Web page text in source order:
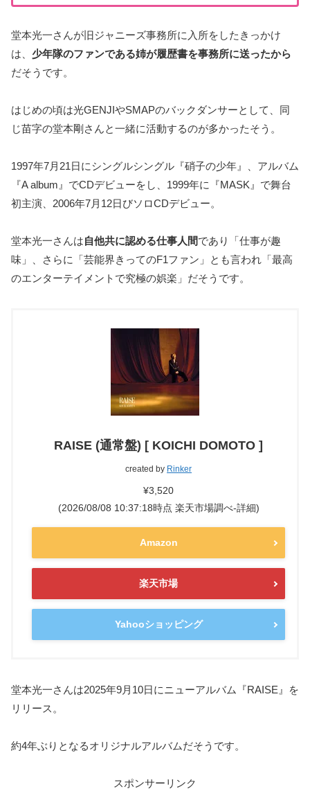
堂本光一さんが旧ジャニーズ事務所に入所をしたきっかけ
は、 少年隊のファンである姉が履歴書を事務所に送ったから
だそうです。
はじめの頃は光GENJIやSMAPのバックダンサーとして、同
じ苗字の堂本剛さんと一緒に活動するのが多かったそう。
1997年7月21日にシングルシングル『硝子の少年』、アルバム
『A album』でCDデビューをし、1999年に『MASK』で舞台
初主演、2006年7月12日びソロCDデビュー。
堂本光一さんは自他共に認める仕事人間であり「仕事が趣
味」、さらに「芸能界きってのF1ファン」とも言われ「最高
のエンターテイメントで究極の娯楽」だそうです。
RAISE (通常盤) [ KOICHI DOMOTO ]
created by Rinker
¥3,520
(2026/08/08 10:37:18時点 楽天市場調べ-詳細)
Amazon
楽天市場
Yahooショッピング
堂本光一さんは2025年9月10日にニューアルバム『RAISE』を
リリース。
約4年ぶりとなるオリジナルアルバムだそうです。
スポンサーリンク